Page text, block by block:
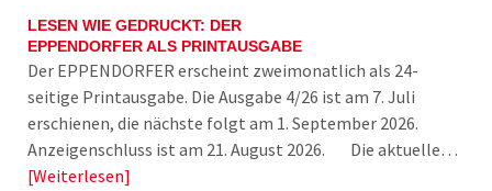
LESEN WIE GEDRUCKT: DER
EPPENDORFER ALS PRINTAUSGABE
Der EPPENDORFER erscheint zweimonatlich als 24-
seitige Printausgabe. Die Ausgabe 4/26 ist am 7. Juli
erschienen, die nächste folgt am 1. September 2026.
Anzeigenschluss ist am 21. August 2026. Die aktuelle…
Weiterlesen